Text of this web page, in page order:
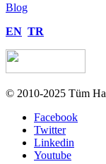
Blog
EN TR
© 2010-2025 Tüm
Facebook
Twitter
Linkedin
Youtube